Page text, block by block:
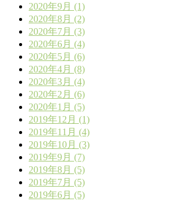
2020年9月 (1)
2020年8月 (2)
2020年7月 (3)
2020年6月 (4)
2020年5月 (6)
2020年4月 (8)
2020年3月 (4)
2020年2月 (6)
2020年1月 (5)
2019年12月 (1)
2019年11月 (4)
2019年10月 (3)
2019年9月 (7)
2019年8月 (5)
2019年7月 (5)
2019年6月 (5)